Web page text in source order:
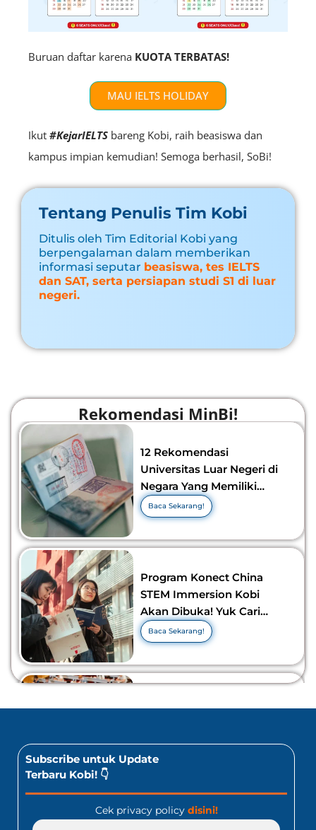
Buruan daftar karena KUOTA TERBATAS!
MAU IELTS HOLIDAY
Ikut #KejarIELTS bareng Kobi, raih beasiswa dan
kampus impian kemudian! Semoga berhasil, SoBi!
Tentang Penulis Tim Kobi
Ditulis oleh Tim Editorial Kobi yang
berpengalaman dalam memberikan
informasi seputar beasiswa, tes IELTS
dan SAT, serta persiapan studi S1 di luar
negeri.
Rekomendasi MinBi!
12 Rekomendasi
Universitas Luar Negeri di
Negara Yang Memiliki
Visa Murah di 2026-2027!
Baca Sekarang!
Program Konect China
STEM Immersion Kobi
Akan Dibuka! Yuk Cari
Tahu Info Selengkapnya!
Baca Sekarang!
Jangan Kelewatan!
Baca Sekarang!
Subscribe untuk Update
Terbaru Kobi! 👇
Cek privacy policy disini!